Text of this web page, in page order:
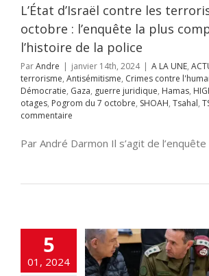
Hamas HIGH
otages
du 7 octobre
Tsahal TSAHAL
L’État d’Israël contre les
octobre : l’enquête la plus
l’histoire de la police
ParAndre | janvier 14th, 2024 | A LA UNE,
terrorisme, Antisémitisme, Crimes contre
Démocratie, Gaza, guerre juridique, Hamas,
otages, Pogrom du 7 octobre, SHOAH, Tsahal,
commentaire
Par André Darmon Il s’agit de
5
01, 2024
du
» à Gaza
entre les
et le chef